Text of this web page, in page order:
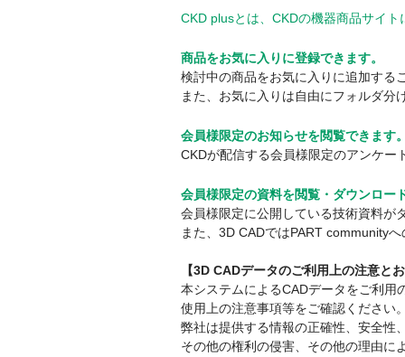
CKD plusとは、CKDの機器商品サイ
商品をお気に入りに登録できます。
検討中の商品をお気に入りに追加する
また、お気に入りは自由にフォルダ
会員様限定のお知らせを閲覧できます
CKDが配信する会員様限定のアンケー
会員様限定の資料を閲覧・ダウンロー
会員様限定に公開している技術資料が
また、3D CADではPART community
【3D CADデータのご利用上の注意と
本システムによるCADデータをご利用
使用上の注意事項等をご確認ください
弊社は提供する情報の正確性、安全性
その他の権利の侵害、その他の理由に